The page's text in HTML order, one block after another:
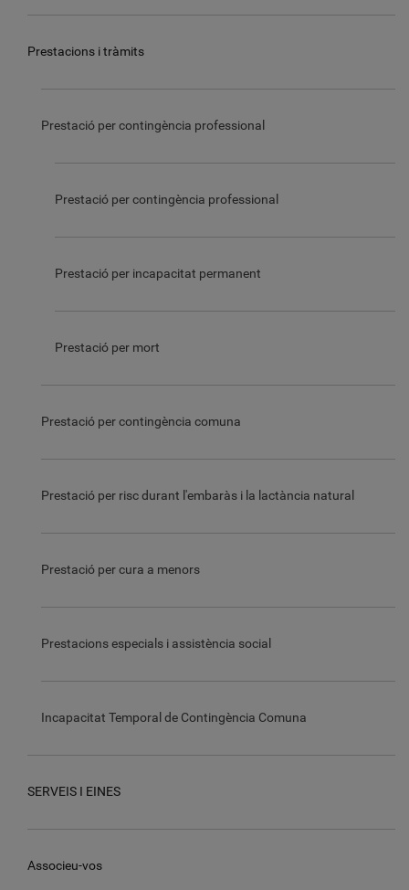
Prestacions i tràmits
Prestació per contingència professional
Prestació per contingència professional
Prestació per incapacitat permanent
Prestació per mort
Prestació per contingència comuna
Prestació per risc durant l'embaràs i la lactància natural
Prestació per cura a menors
Prestacions especials i assistència social
Incapacitat Temporal de Contingència Comuna
SERVEIS I EINES
Associeu-vos